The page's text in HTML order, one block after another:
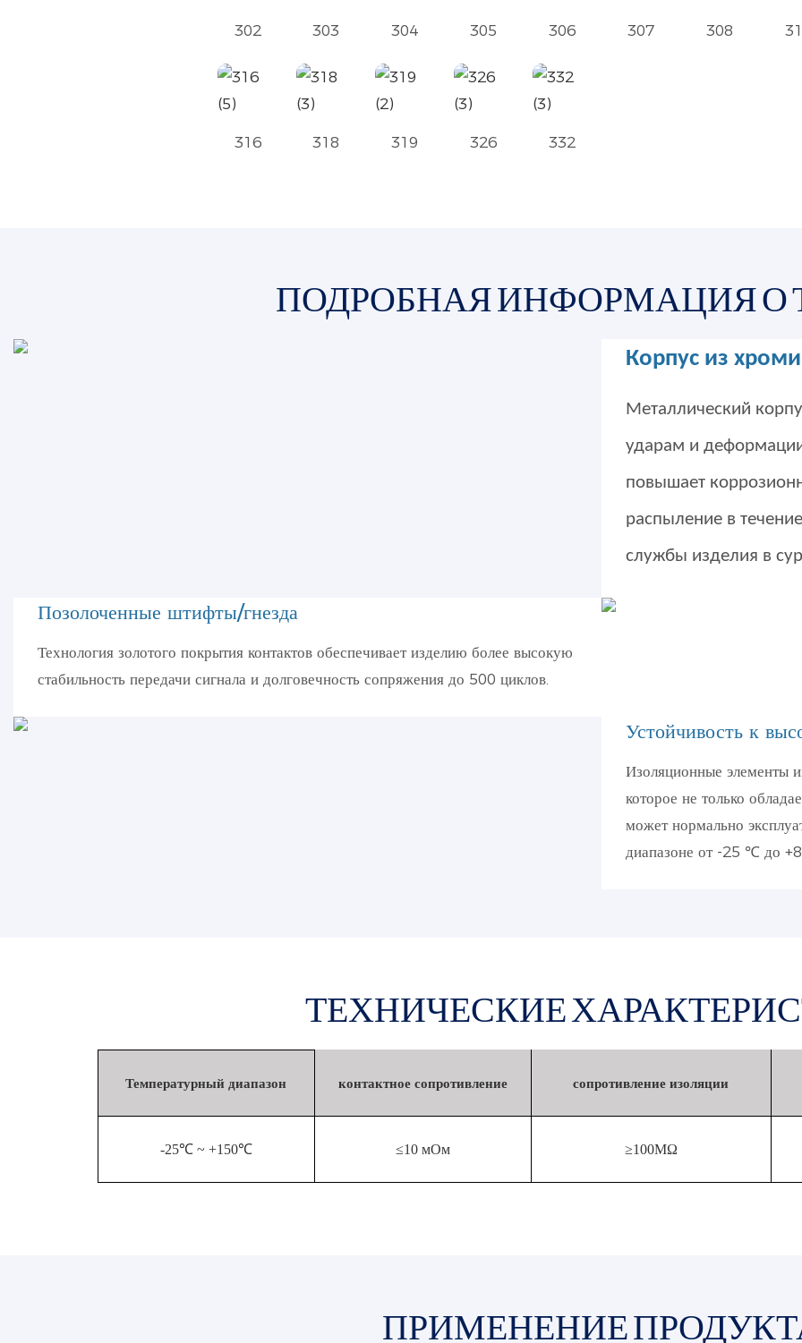
302 303 304 305 306 307 308
316 318 319 326 332
ПОДРОБНАЯ ИНФОРМАЦИЯ О
Корпус из
Металлический
ударам и
повышает
распыление в
службы изделия в
Позолоченные штифты/гнезда
Технология золотого покрытия контактов обеспечивает изделию более высокую
стабильность передачи сигнала и долговечность сопряжения до 500 циклов.
Устойчивость к
Изоляционные элементы
которое не только
может нормально
диапазоне от -25 ℃ до
ТЕХНИЧЕСКИЕ
Температурный диапазон контактное сопротивление сопротивление изоляции
-25℃ ~ +150℃ ≤10 мОм ≥100MΩ
ПРИМЕНЕНИЕ